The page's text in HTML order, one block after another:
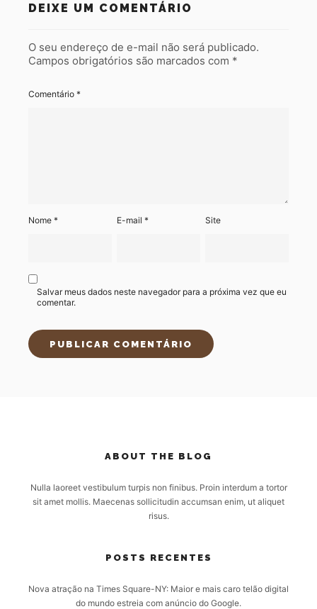
DEIXE UM COMENTÁRIO
O seu endereço de e-mail não será publicado.
Campos obrigatórios são marcados com *
Comentário *
Nome * E-mail* Site
Salvar meus dados neste navegador para a próxima vez que eu
comentar.
ABOUT THE BLOG
Nulla laoreet vestibulum turpis non finibus. Proin interdum a tortor
sit amet mollis. Maecenas sollicitudin accumsan enim, ut aliquet
risus.
POSTS RECENTES
Nova atração na Times Square-NY: Maior e mais caro telão digital
do mundo estreia com anúncio do Google.